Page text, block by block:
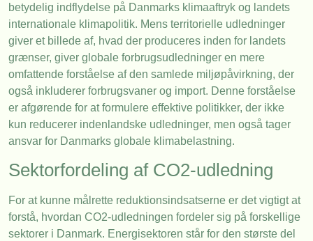
betydelig indflydelse på Danmarks klimaaftryk og landets
internationale klimapolitik. Mens territorielle udledninger
giver et billede af, hvad der produceres inden for landets
grænser, giver globale forbrugsudledninger en mere
omfattende forståelse af den samlede miljøpåvirkning, der
også inkluderer forbrugsvaner og import. Denne forståelse
er afgørende for at formulere effektive politikker, der ikke
kun reducerer indenlandske udledninger, men også tager
ansvar for Danmarks globale klimabelastning.
Sektorfordeling af CO2-udledning
For at kunne målrette reduktionsindsatserne er det vigtigt at
forstå, hvordan CO2-udledningen fordeler sig på forskellige
sektorer i Danmark. Energisektoren står for den største del